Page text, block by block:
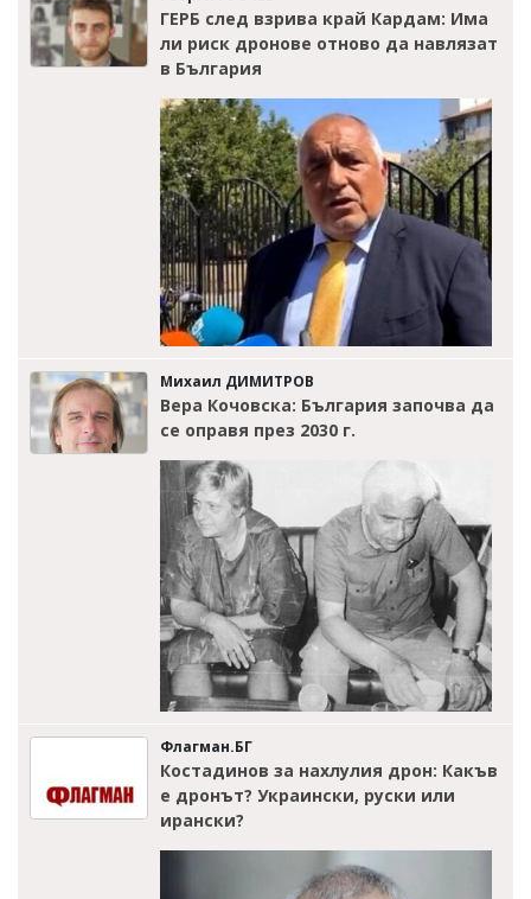
ГЕРБ след взрива край Кардам: Има
ли риск дронове отново да навлязат
в България
Михаил ДИМИТРОВ
Вера Кочовска: България започва да
се оправя през 2030 г.
Флагман.БГ
Костадинов за нахлулия дрон: Какъв
е дронът? Украински, руски или
ирански?